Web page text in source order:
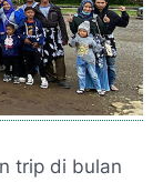
trip di bulan